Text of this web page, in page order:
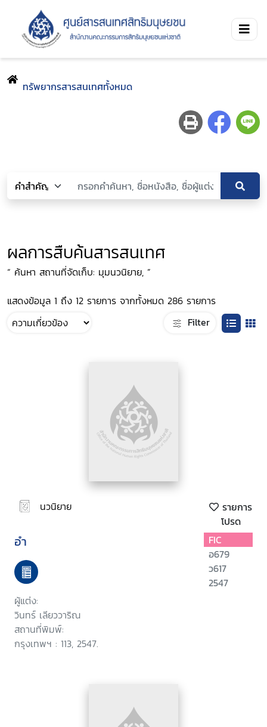
ทรัพยากรสารสนเทศทั้งหมด
ผลการสืบค้นสารสนเทศ
“ ค้นหา สถานที่จัดเก็บ: มุมนวนิยาย, ”
แสดงข้อมูล 1 ถึง 12 รายการ จากทั้งหมด 286 รายการ
Filter
นวนิยาย
รายการ
โปรด
อำ
ผู้แต่ง:
วินทร์ เลียววาริณ
สถานที่พิมพ์:
กรุงเทพฯ : 113, 2547.
FIC
อ679
ว617
2547